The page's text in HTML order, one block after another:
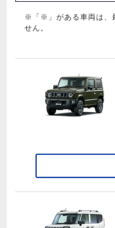
※「※」がある車両は、
せん。